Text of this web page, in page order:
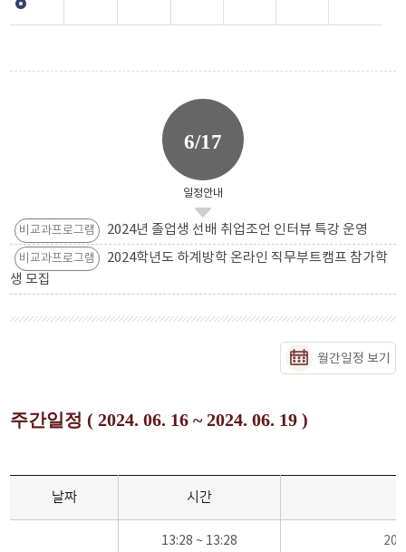
6/17
일정안내
비교과프로그램 2024년 졸업생 선배 취업조언 인터뷰 특강 운영
비교과프로그램
2024학년도 하계방학 온라인 직무부트캠프 참가학
생 모집
월간일정 보기
주간일정 ( 2024. 06. 16 ~ 2024. 06. 19 )
날짜 시간
13:28 ~ 13:28